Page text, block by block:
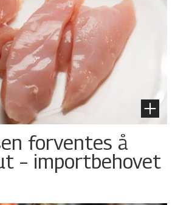
forventes å
– importbehovet